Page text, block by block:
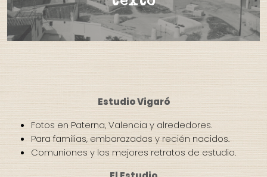
Estudio Vigaró
Fotos en Paterna, Valencia y alrededores.
Para familias, embarazadas y recién nacidos.
Comuniones y los mejores retratos de estudio.